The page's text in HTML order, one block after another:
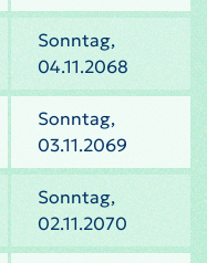
Sonntag,
04.11.2068
Sonntag,
03.11.2069
Sonntag,
02.11.2070